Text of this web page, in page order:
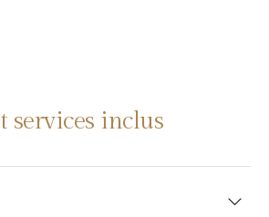
services inclus